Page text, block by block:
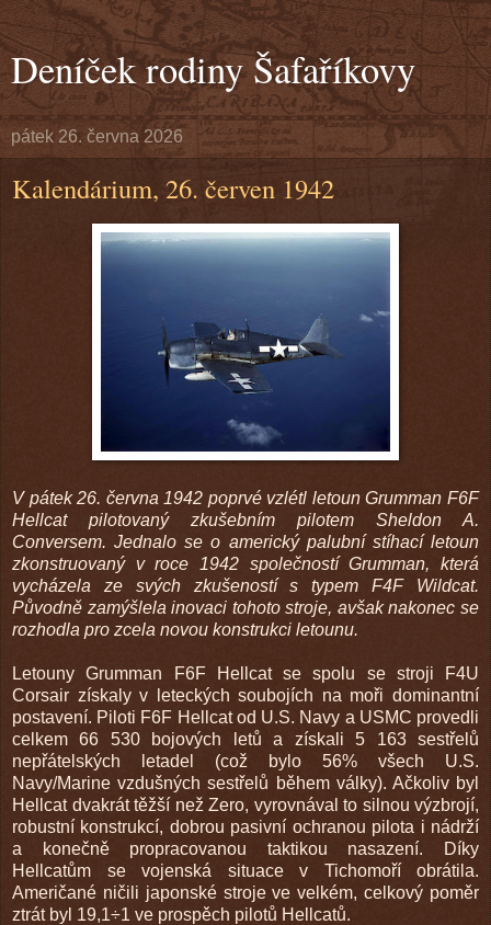
Deníček rodiny Šafaříkovy
pátek 26. června 2026
Kalendárium, 26. červen 1942
V pátek 26. června 1942 poprvé vzlétl letoun Grumman F6F
Hellcat pilotovaný zkušebním pilotem Sheldon A.
Conversem. Jednalo se o americký palubní stíhací letoun
zkonstruovaný v roce 1942 společností Grumman, která
vycházela ze svých zkušeností s typem F4F Wildcat.
Původně zamýšlela inovaci tohoto stroje, avšak nakonec se
rozhodla pro zcela novou konstrukci letounu.
Letouny Grumman F6F Hellcat se spolu se stroji F4U
Corsair získaly v leteckých soubojích na moři dominantní
postavení. Piloti F6F Hellcat od U.S. Navy a USMC provedli
celkem 66 530 bojových letů a získali 5 163 sestřelů
nepřátelských letadel (což bylo 56% všech U.S.
Navy/Marine vzdušných sestřelů během války). Ačkoliv byl
Hellcat dvakrát těžší než Zero, vyrovnával to silnou výzbrojí,
robustní konstrukcí, dobrou pasivní ochranou pilota i nádrží
a konečně propracovanou taktikou nasazení. Díky
Hellcatům se vojenská situace v Tichomoří obrátila.
Američané ničili japonské stroje ve velkém, celkový poměr
ztrát byl 19,1÷1 ve prospěch pilotů Hellcatů.